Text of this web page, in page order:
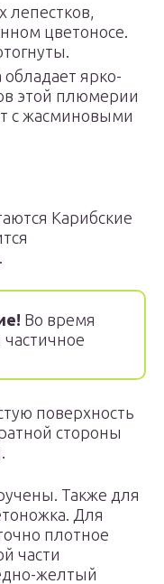
лепестков,
цветоносе.
ярко-
этой плюмерии
с жасминовыми
Карибские
Во время
поверхность
стороны
Также для
Для
плотное
части
желтый